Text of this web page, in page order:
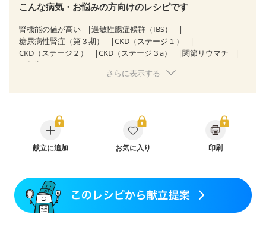
こんな病気・お悩みの方向けのレシピです
腎機能の値が高い
過敏性腸症候群（IBS）
糖尿病性腎症（第３期）
CKD（ステージ１）
CKD（ステージ２）
CKD（ステージ３a）
関節リウマチ
更年期
さらに表示する
献立に追加 お気に入り 印刷